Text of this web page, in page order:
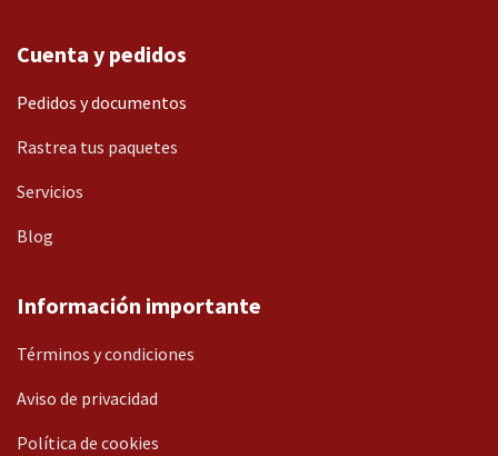
Cuenta y pedidos
Pedidos y documentos
Rastrea tus paquetes
Servicios
Blog
Información importante
Términos y condiciones
Aviso de privacidad
Política de cookies